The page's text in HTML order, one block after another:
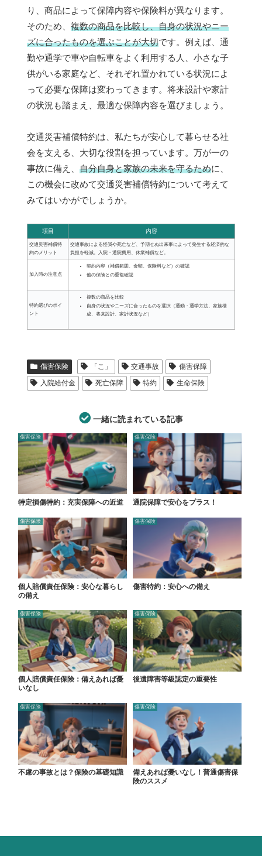
り、商品によって保障内容や保険料が異なります。
そのため、 複数の商品を比較し、自身の状況やニー
ズに合ったものを選ぶことが大切です。例えば、通
勤や通学で車や自転車をよく利用する人、小さな子
供がいる家庭など、それぞれ置かれている状況によ
って必要な保障は変わってきます。将来設計や家計
の状況も踏まえ、最適な保障内容を選びましょう。
交通災害補償特約は、私たちが安心して暮らせる社
会を支える、大切な役割を担っています。万が一の
事故に備え、 自分自身と家族の未来を守るために、
この機会に改めて交通災害補償特約について考えて
みてはいかがでしょうか。
項目 内容
交通災害補償特
約のメリット
交通事故による怪我や死亡など、予期せぬ出来事によって発生する経済的な
負担を軽減。入院・通院費用、休業補償など。
加入時の注意点
契約内容（補償範囲、金額、保険料など）の確認
他の保険との重複確認
特約選びのポイ
ント
複数の商品を比較
自身の状況やニーズに合ったものを選択（通勤・通学方法、家族構
成、将来設計、家計状況など）
傷害保険 「こ」 交通事故
傷害保障
入院給付金
死亡保障 特約 生命保険
一緒に読まれている記事
傷害保険
特定損傷特約：充実保障への近道
傷害保険
通院保障で安心をプラス！
傷害保険
個人賠償責任保険：安心な暮らし
の備え
傷害保険
傷害特約：安心への備え
傷害保険
個人賠償責任保険：備えあれば憂
いなし
傷害保険
後遺障害等級認定の重要性
傷害保険
不慮の事故とは？保険の基礎知識
傷害保険
備えあれば憂いなし！普通傷害保
険のススメ